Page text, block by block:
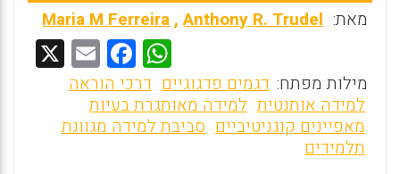
מאת: Maria M Ferreira,Anthony R. Trudel
W
h
at
s
F
a
ce
b
E
m
l
מילות מפתח: דגמים פדגוגיים דרכי הוראה
למידה אותנטית למידה מאותגרת בעיות
מאפיינים קוגניטיביים סביבת למידה מגוונת
תלמידים